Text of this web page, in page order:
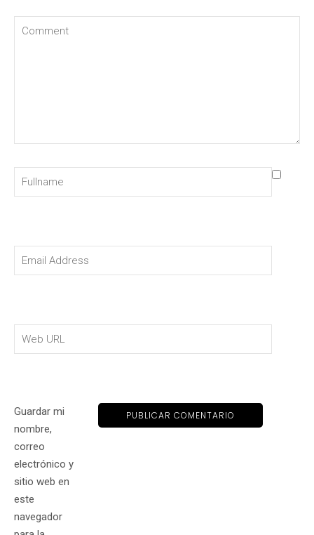
Guardar mi
nombre,
correo
electrónico y
sitio web en
este
navegador